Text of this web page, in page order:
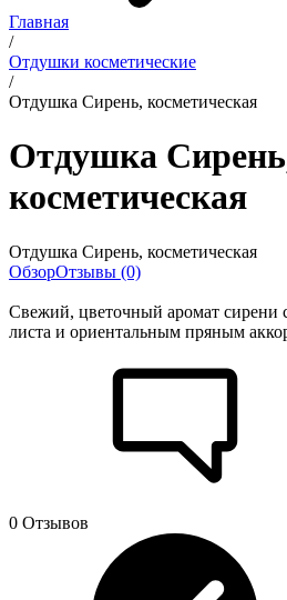
Главная
/
Отдушки косметические
/
Отдушка Сирень, косметическая
Отдушка
косметическая
Отдушка Сирень, косметическая
ОбзорОтзывы (0)
Свежий, цветочный аромат сирени
листа и ориентальным пряным
0 Отзывов